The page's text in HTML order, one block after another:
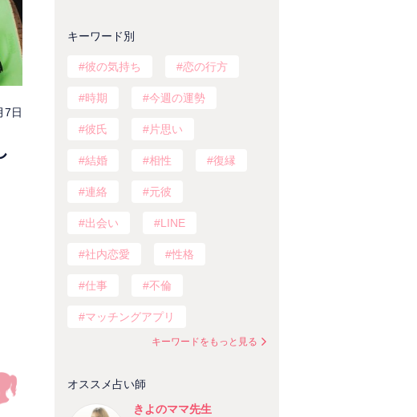
7日
キーワード別
彼の気持ち 恋の行方
時期 今週の運勢
彼氏 片思い
結婚 相性 復縁
連絡 元彼
出会い LINE
社内恋愛 性格
仕事 不倫
マッチングアプリ
キーワードをもっと見る
オススメ占い師
きよのママ先生